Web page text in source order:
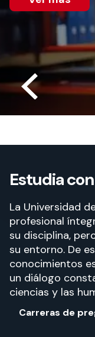
cursos
estadías
Te puede
interesar:
interesar:
vinculación
sociedad
Extensión
Te puede
intercambio
Servicios y
Te puede
interesar:
Estudia
La Universidad
profesional
su disciplina,
su entorno. De
conocimientos
un diálogo
ciencias y las
Carreras de